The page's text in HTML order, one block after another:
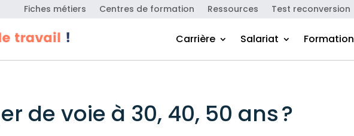
Fiches métiers Centres de formation Ressources Test reconversion
Carrière Salariat Formation
de voie à 30, 40, 50 ans ?